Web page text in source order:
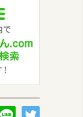
な献立に！ボリ